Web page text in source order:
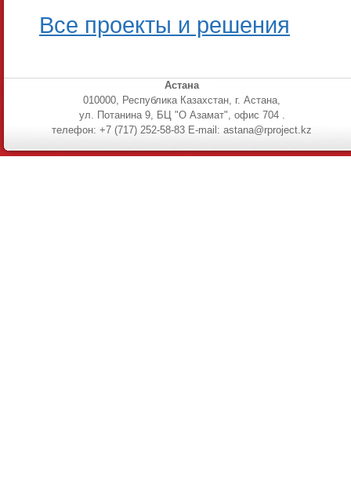
Все проекты и решения
Астана
010000, Республика Казахстан, г. Астана,
ул. Потанина 9, БЦ "О Азамат", офис 704 .
телефон: +7 (717) 252-58-83 E-mail: astana@rproject.kz